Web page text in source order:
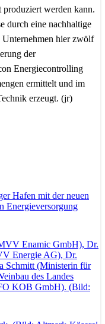
produziert werden kann.
durch eine nachhaltige
Unternehmen hier zwölf
der
Energiecontrolling
ermittelt und im
erzeugt. (jr)